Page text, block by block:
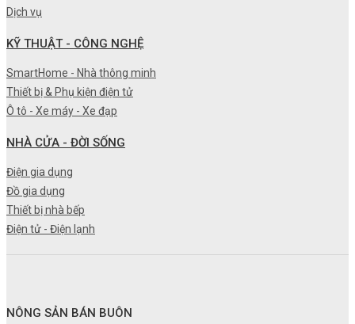
Dịch vụ
KỸ THUẬT - CÔNG NGHỆ
SmartHome - Nhà thông minh
Thiết bị & Phụ kiện điện tử
Ô tô - Xe máy - Xe đạp
NHÀ CỬA - ĐỜI SỐNG
Điện gia dụng
Đồ gia dụng
Thiết bị nhà bếp
Điện tử - Điện lạnh
NÔNG SẢN BÁN BUÔN